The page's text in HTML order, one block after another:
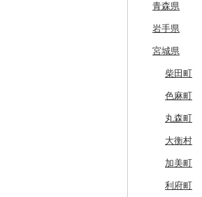
八雲町
鹿部町
江差町
白老町
せたな町
旭川市
森町
稚内市
標津町
青森県
十和田市
大鰐町
南部町
五戸町
藤崎町
六ヶ所村
東北町
三戸町
岩手県
宮古市
軽米町
岩手町
矢巾町
釜石市
野田村
普代村
宮城県
柴田町
色麻町
丸森町
大衡村
加美町
利府町